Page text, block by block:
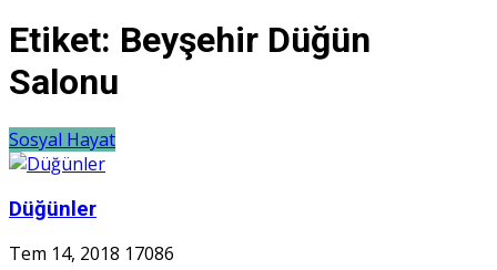
Etiket: Beyşehir Düğün
Salonu
Sosyal Hayat
Düğünler
Tem 14, 2018 17086